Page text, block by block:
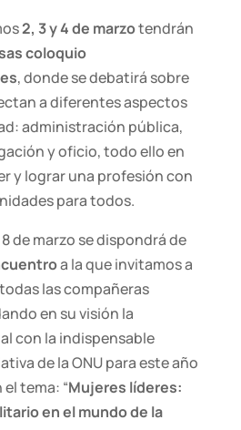
2, 3 y 4 de marzotendrán
coloquio
, donde se debatirá sobre
a diferentes aspectos
administración pública,
y oficio, todo ello en
y lograr una profesión con
para todos.
de marzo se dispondrá de
a la que invitamos a
las compañeras
en su visión la
con la indispensable
de la ONU para este año
tema: “Mujeres líderes:
en el mundo de la